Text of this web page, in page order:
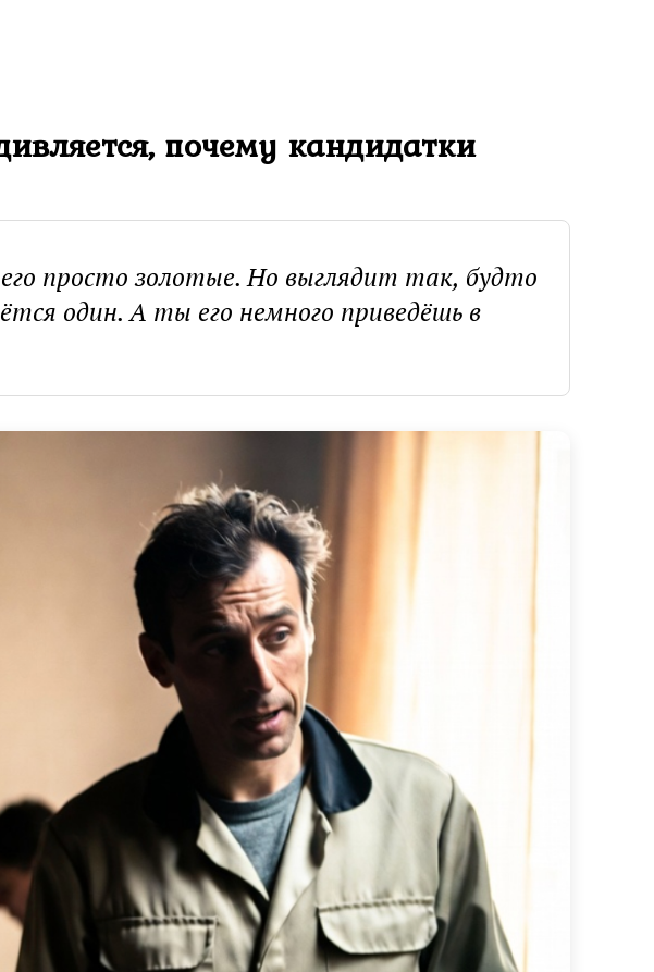
почему кандидатки
просто золотые. Но выглядит так, будто
один. А ты его немного приведёшь в